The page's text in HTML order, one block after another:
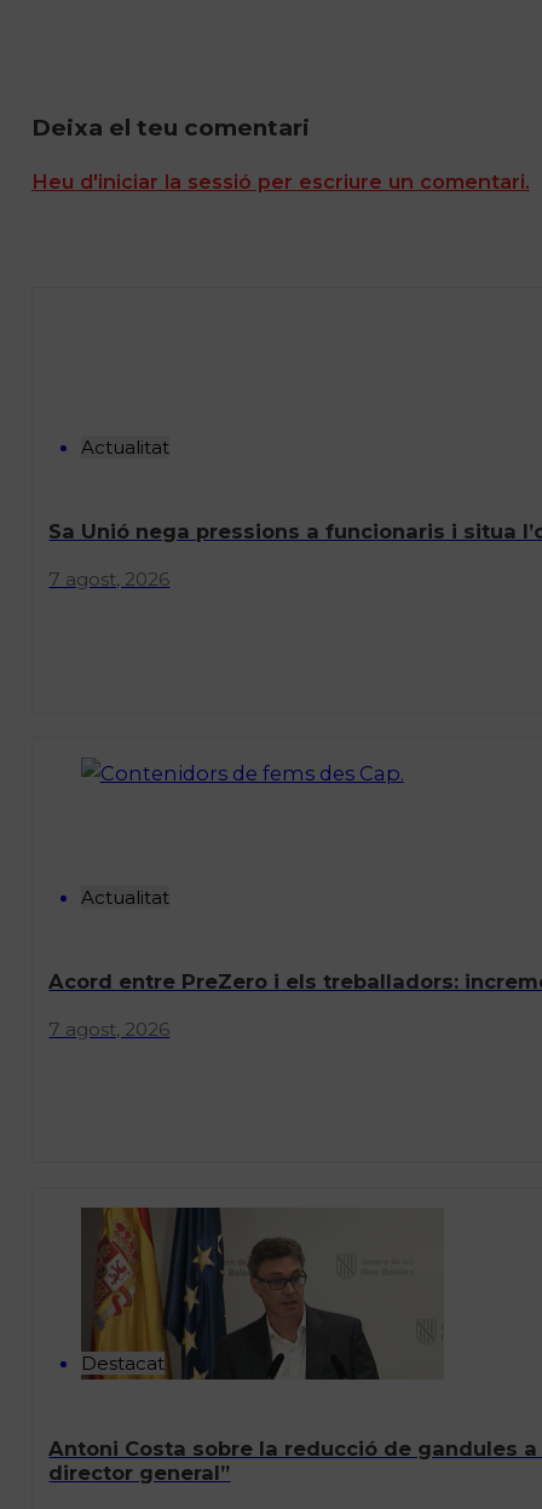
Deixa el teu comentari
Heu d'iniciar la sessió per escriure un comentari.
Actualitat
Sa Unió nega pressions a funcionaris i situa
7 agost, 2026
Actualitat
Acord entre PreZero i els treballadors:
7 agost, 2026
Destacat
Antoni Costa sobre la reducció de gandules
director general”